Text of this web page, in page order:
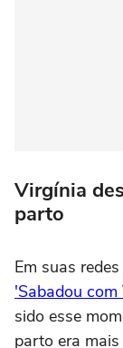
Virgínia
parto
Em suas
'Sabadou
sido esse
parto era